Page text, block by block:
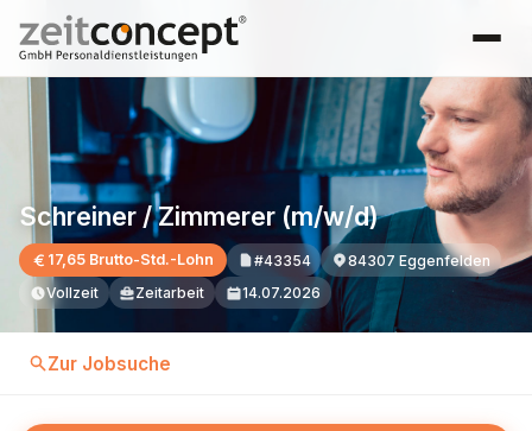
Schreiner / Zimmerer (m/w/d)
17,65 Brutto-Std.-Lohn #43354
84307 Eggenfelden
Vollzeit
Zeitarbeit 14.07.2026
Zur Jobsuche